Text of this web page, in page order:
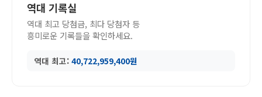
역대 기록실
역대 최고 당첨금, 최다 당첨자 등
흥미로운 기록들을 확인하세요.
역대 최고: 40,722,959,400원